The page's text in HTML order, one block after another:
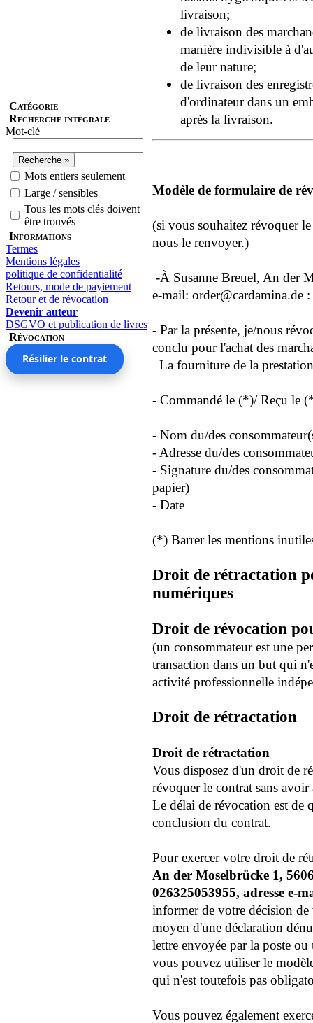
Catégorie
Recherche intégrale
Mot-clé
Mots entiers seulement
Large / sensibles
Tous les mots clés doivent
être trouvés
Informations
Termes
Mentions légales
politique de confidentialité
Retours, mode de payiement
Retour et de révocation
Devenir auteur
DSGVO et publication de livres
Révocation
Résilier le contrat
livraison;
de livraison des
manière indivisible à
de leur nature;
de livraison des
d'ordinateur dans un
après la livraison.
Modèle de formulaire de
(si vous souhaitez révoquer
nous le renvoyer.)
-À Susanne Breuel, An der
e-mail: order@cardamina.de :
- Par la présente, je/nous
conclu pour l'achat des
La fourniture de la
- Commandé le (*)/ Reçu le
- Nom du/des
- Adresse du/des
- Signature du/des
papier)
- Date
(*) Barrer les mentions
Droit de rétractation
numériques
Droit de révocation
(un consommateur est une
transaction dans un but qui
activité professionnelle
Droit de rétractation
Droit de rétractation
Vous disposez d'un droit de
révoquer le contrat sans
Le délai de révocation est de
conclusion du contrat.
Pour exercer votre droit de
An der Moselbrücke 1,
026325053955, adresse e-
informer de votre décision de
moyen d'une déclaration
lettre envoyée par la poste
vous pouvez utiliser le
qui n'est toutefois pas
Vous pouvez également